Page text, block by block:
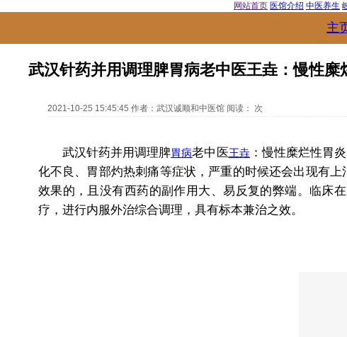
网站首页 医馆介绍 中医养生
主
武汉针药并用调理脾胃病老中医王垚：慢性
2021-10-25 15:45:45 作者：武汉诚顺和中医馆 阅读： 次
武汉针药并用调理脾胃病老中医王垚 ：慢性糜烂性胃
化不良、胃部灼热刺痛等症状，严重的时候还会出现有
效果的，且没有西药的副作用大、易反复的弊端。临床
疗，进行内服外治综合调理，具有标本兼治之效。